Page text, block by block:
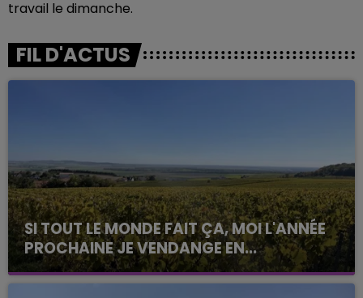
travail le dimanche.
FIL D'ACTUS
SI TOUT LE MONDE FAIT ÇA, MOI L'ANNÉE
PROCHAINE JE VENDANGE EN...
La vendange en Champagne a débuté ce jeudi 6
août dans la commune de Montgueux (Aube). Du